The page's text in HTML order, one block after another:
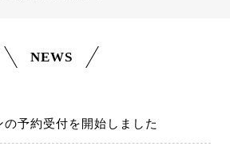
NEWS
予約受付を開始しました